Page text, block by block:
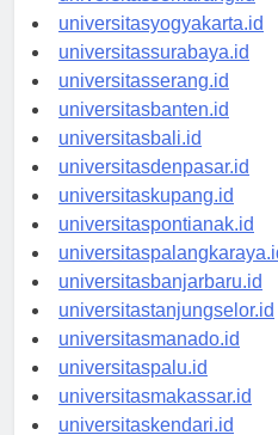
universitassemarang.id
universitasyogyakarta.id
universitassurabaya.id
universitasserang.id
universitasbanten.id
universitasbali.id
universitasdenpasar.id
universitaskupang.id
universitaspontianak.id
universitaspalangkaraya.id
universitasbanjarbaru.id
universitastanjungselor.id
universitasmanado.id
universitaspalu.id
universitasmakassar.id